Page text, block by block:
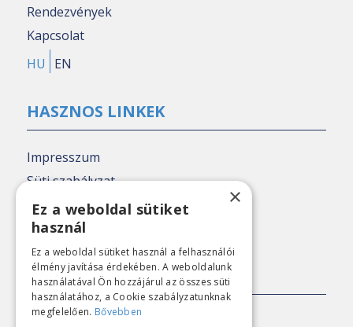
Rendezvények
Kapcsolat
HU
EN
HASZNOS LINKEK
Impresszum
Süti szabályzat
Adatkezelési tájékoztató
Nézőpont archív
SAJTÓKAPCSOLAT
E-mail: sajto@nezopont.hu
×
Ez a weboldal sütiket
használ
Ez a weboldal sütiket használ a felhasználói
élmény javítása érdekében. A weboldalunk
használatával Ön hozzájárul az összes süti
használatához, a Cookie szabályzatunknak
megfelelően. Bővebben